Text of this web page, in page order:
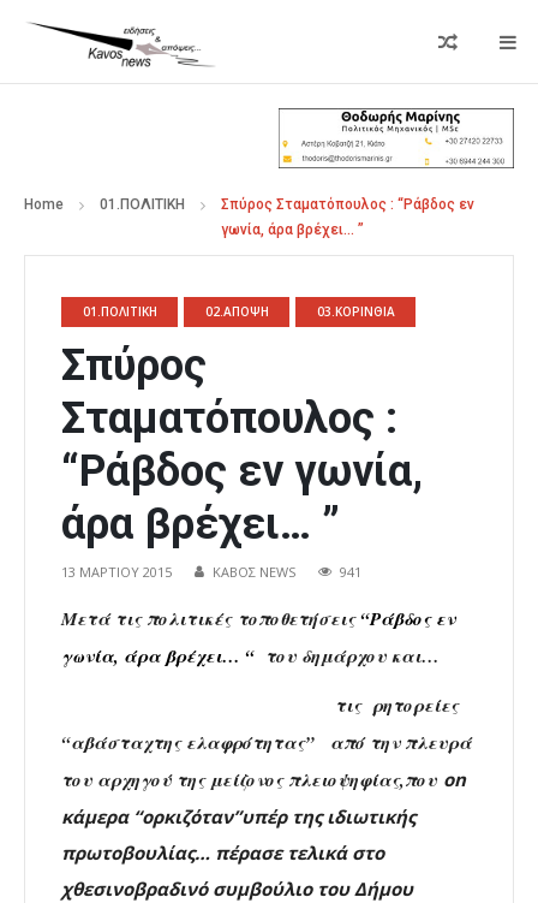
Home 01.ΠΟΛΙΤΙΚΗ
Σπύρος Σταματόπουλος : “Ράβδος εν
γωνία, άρα βρέχει… ”
01.ΠΟΛΙΤΙΚΗ 02.ΑΠΟΨΗ 03.ΚΟΡΙΝΘΙΑ
Σπύρος
Σταματόπουλος :
“Ράβδος εν γωνία,
άρα βρέχει… ”
13 ΜΑΡΤΊΟΥ 2015 ΚΑΒΟΣ NEWS 941
Μετά τις πολιτικές τοποθετήσεις“Ράβδος εν
γωνία, άρα βρέχει… “ του δημάρχου και…
τις ρητορείες
“αβάσταχτης ελαφρότητας” από την πλευρά
του αρχηγού της μείζονος πλειοψηφίας,που on
κάμερα “ορκιζόταν”υπέρ της ιδιωτικής
πρωτοβουλίας… πέρασε τελικά στο
χθεσινοβραδινό συμβούλιο του Δήμου